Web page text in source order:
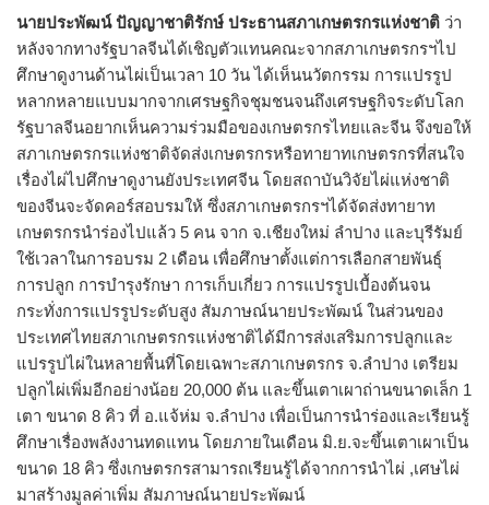
นายประพัฒน์ ปัญญาชาติรักษ์ ประธานสภาเกษตรกรแห่งชาติ ว่า
หลังจากทางรัฐบาลจีนได้เชิญตัวแทนคณะจากสภาเกษตรกรฯไป
ศึกษาดูงานด้านไผ่เป็นเวลา 10 วัน ได้เห็นนวัตกรรม การแปรรูป
หลากหลายแบบมากจากเศรษฐกิจชุมชนจนถึงเศรษฐกิจระดับโลก
รัฐบาลจีนอยากเห็นความร่วมมือของเกษตรกรไทยและจีน จึงขอให้
สภาเกษตรกรแห่งชาติจัดส่งเกษตรกรหรือทายาทเกษตรกรที่สนใจ
เรื่องไผ่ไปศึกษาดูงานยังประเทศจีน โดยสถาบันวิจัยไผ่แห่งชาติ
ของจีนจะจัดคอร์สอบรมให้ ซึ่งสภาเกษตรกรฯได้จัดส่งทายาท
เกษตรกรนำร่องไปแล้ว 5 คน จาก จ.เชียงใหม่ ลำปาง และบุรีรัมย์
ใช้เวลาในการอบรม 2 เดือน เพื่อศึกษาตั้งแต่การเลือกสายพันธุ์
การปลูก การบำรุงรักษา การเก็บเกี่ยว การแปรรูปเบื้องต้นจน
กระทั่งการแปรรูประดับสูง สัมภาษณ์นายประพัฒน์ ในส่วนของ
ประเทศไทยสภาเกษตรกรแห่งชาติได้มีการส่งเสริมการปลูกและ
แปรรูปไผ่ในหลายพื้นที่โดยเฉพาะสภาเกษตรกร จ.ลำปาง เตรียม
ปลูกไผ่เพิ่มอีกอย่างน้อย 20,000 ต้น และขึ้นเตาเผาถ่านขนาดเล็ก 1
เตา ขนาด 8 คิว ที่ อ.แจ้ห่ม จ.ลำปาง เพื่อเป็นการนำร่องและเรียนรู้
ศึกษาเรื่องพลังงานทดแทน โดยภายในเดือน มิ.ย.จะขึ้นเตาเผาเป็น
ขนาด 18 คิว ซึ่งเกษตรกรสามารถเรียนรู้ได้จากการนำไผ่ ,เศษไผ่
มาสร้างมูลค่าเพิ่ม สัมภาษณ์นายประพัฒน์